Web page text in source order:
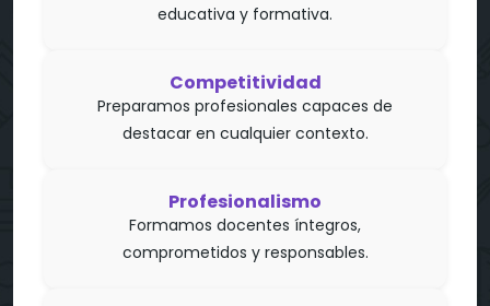
educativa y formativa.
Competitividad
Preparamos profesionales capaces de
destacar en cualquier contexto.
Profesionalismo
Formamos docentes íntegros,
comprometidos y responsables.